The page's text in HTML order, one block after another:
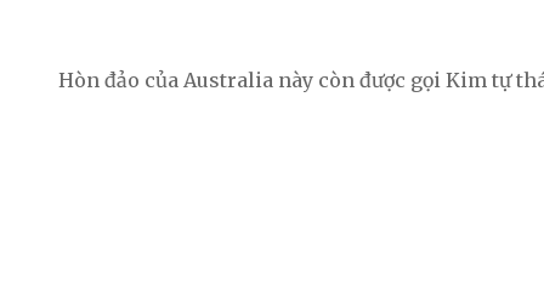
Hòn đảo của Australia này còn được gọi Kim tự